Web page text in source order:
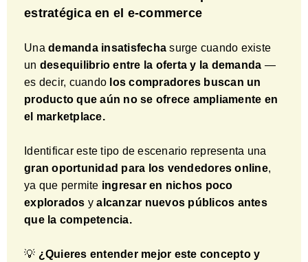
estratégica en el e-commerce
Una demanda insatisfecha surge cuando existe
un desequilibrio entre la oferta y la demanda —
es decir, cuando los compradores buscan un
producto que aún no se ofrece ampliamente en
el marketplace.
Identificar este tipo de escenario representa una
gran oportunidad para los vendedores online,
ya que permite ingresar en nichos poco
explorados yalcanzar nuevos públicos antes
que la competencia.
💡 ¿Quieres entender mejor este concepto y